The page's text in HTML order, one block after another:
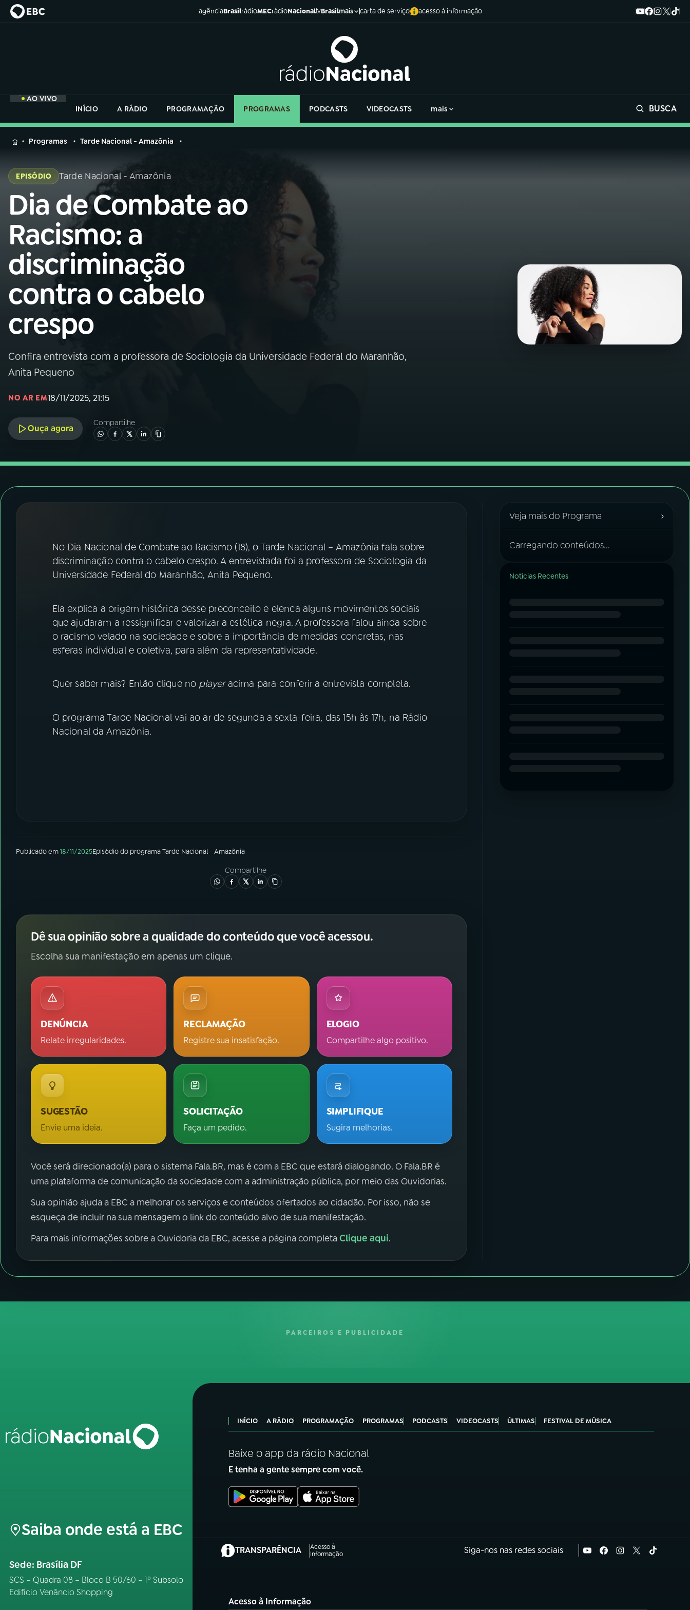
agênciaBrasilrádioMECrádioNacionaltvBrasilmais carta de serviço acesso à informação
AO VIVO
INÍCIO
A RÁDIO PROGRAMAÇÃO PROGRAMAS PODCASTS VIDEOCASTS mais BUSCA
MENU
Buscar
na
Rádio
Nacional
01INÍCIO
02 A RÁDIO
03PROGRAMAÇÃO
04PROGRAMAS
05 PODCASTS
06VIDEOCASTS
07ÚLTIMAS
YouTube Facebook
Instagram X
na
Rádio
Nacional
Programas Tarde Nacional - Amazônia
EPISÓDIO Tarde Nacional - Amazônia
Dia de Combate ao
Racismo: a
discriminação
contra o cabelo
crespo
Confira entrevista com a professora de Sociologia da Universidade Federal do Maranhão,
Anita Pequeno
NO AR EM18/11/2025, 21:15
Ouça agora
Compartilhe
No Dia Nacional de Combate ao Racismo (18), o Tarde Nacional – Amazônia fala sobre
discriminação contra o cabelo crespo. A entrevistada foi a professora de Sociologia da
Universidade Federal do Maranhão, Anita Pequeno.
Ela explica a origem histórica desse preconceito e elenca alguns movimentos sociais
que ajudaram a ressignificar e valorizar a estética negra. A professora falou ainda sobre
o racismo velado na sociedade e sobre a importância de medidas concretas, nas
esferas individual e coletiva, para além da representatividade.
Quer saber mais? Então clique no playeracima para conferir a entrevista completa.
O programa Tarde Nacional vai ao ar de segunda a sexta-feira, das 15h às 17h, na Rádio
Nacional da Amazônia.
Publicado em18/11/2025Episódiodo programaTarde Nacional - Amazônia
Compartilhe
Dê sua opinião sobre a qualidade do conteúdo que você acessou.
Escolha sua manifestação em apenas um clique.
DENÚNCIA
Relate irregularidades.
RECLAMAÇÃO
Registre sua insatisfação.
ELOGIO
Compartilhe algo positivo.
SUGESTÃO
Envie uma ideia.
SOLICITAÇÃO
Faça um pedido.
SIMPLIFIQUE
Sugira melhorias.
Você será direcionado(a) para o sistema Fala.BR, mas é com a EBC que estará dialogando. O Fala.BR é
uma plataforma de comunicação da sociedade com a administração pública, por meio das Ouvidorias.
Sua opinião ajuda a EBC a melhorar os serviços e conteúdos ofertados ao cidadão. Por isso, não se
esqueça de incluir na sua mensagem o link do conteúdo alvo de sua manifestação.
Para mais informações sobre a Ouvidoria da EBC, acesse a página completaClique aqui.
Veja mais do Programa ›
Carregando conteúdos...
Notícias Recentes
PARCEIROS E PUBLICIDADE
Saiba onde está a EBC
Sede: Brasília DF
SCS – Quadra 08 – Bloco B 50/60 – 1º Subsolo
Edifício Venâncio Shopping
INÍCIO A RÁDIO PROGRAMAÇÃO PROGRAMAS PODCASTS VIDEOCASTS ÚLTIMAS FESTIVAL DE MÚSICA
Baixe o app da rádio Nacional
E tenha a gente sempre com você.
TRANSPARÊNCIA
Acesso à
Informação
(abre em nova aba) Siga-nos nas redes sociais
Acesso à Informação